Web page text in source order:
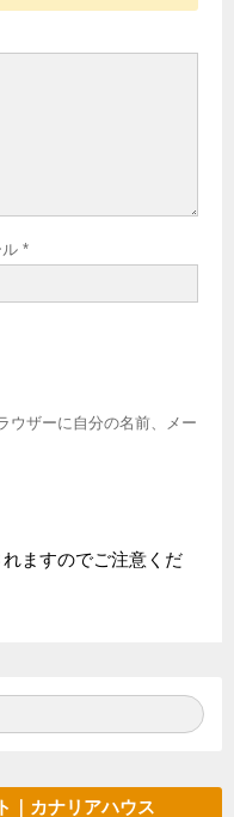
ル *
ウザーに自分の名前、メー
ますのでご注意くだ
｜カナリアハウス